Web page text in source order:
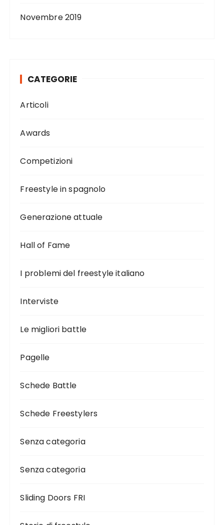
Novembre 2019
CATEGORIE
Articoli
Awards
Competizioni
Freestyle in spagnolo
Generazione attuale
Hall of Fame
I problemi del freestyle italiano
Interviste
Le migliori battle
Pagelle
Schede Battle
Schede Freestylers
Senza categoria
Senza categoria
Sliding Doors FRI